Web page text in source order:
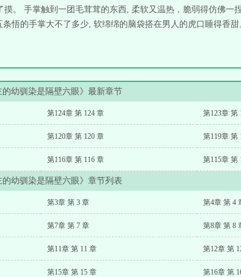
。 手掌触到一团毛茸茸的东西, 柔软又温热，脆弱得仿佛一
悟的手掌大不了多少, 软绵绵的脑袋搭在男人的虎口睡得香
的幼驯染是隔壁六眼》最新章节
第124章 第 124 章 第123章 第
第120章 第 120 章 第119章 第
第116章 第 116 章 第115章 第
的幼驯染是隔壁六眼》章节列表
第3章 第 3 章 第4章 第 4
第7章 第 7 章 第8章 第 8
第11章 第 11 章 第12章 第
第15章 第 15 章 第16章 第